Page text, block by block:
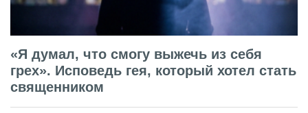
«Я думал, что смогу выжечь из себя
грех». Исповедь гея, который хотел стать
священником